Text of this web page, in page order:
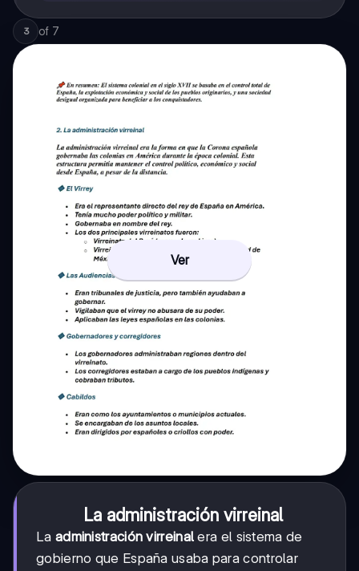
3 of 7
Ver
La administración virreinal
La administración virreinal era el sistema de
gobierno que España usaba para controlar